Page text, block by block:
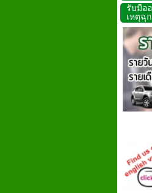
รับมืออ
เหตุฉุ